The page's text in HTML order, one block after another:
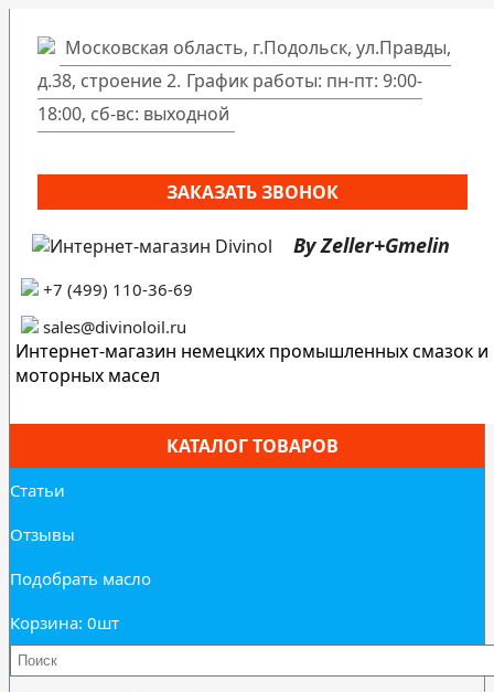
Московская область, г.Подольск, ул.Правды,
д.38, строение 2. График работы: пн-пт: 9:00-
18:00, сб-вс: выходной
ЗАКАЗАТЬ ЗВОНОК
By Zeller+Gmelin
+7 (499) 110-36-69
sales@divinoloil.ru
Интернет-магазин немецких промышленных смазок и
моторных масел
КАТАЛОГ ТОВАРОВ
Статьи
Отзывы
Подобрать масло
Корзина: 0шт